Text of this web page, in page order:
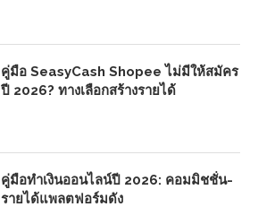
คู่มือ SeasyCash Shopee ไม่มีให้สมัคร
ปี 2026? ทางเลือกสร้างรายได้
คู่มือทำเงินออนไลน์ปี 2026: คอมมิชชั่น-
รายได้แพลตฟอร์มดัง